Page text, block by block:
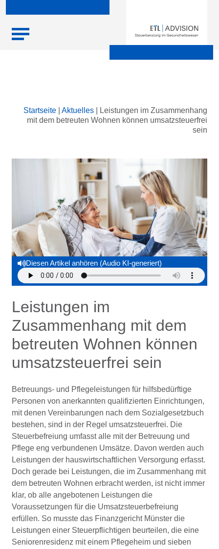
Startseite Aktuelles
Leistungen im Zusammenhang
mit dem betreuten Wohnen können umsatzsteuerfrei
sein
Diesen Artikel anhören (Audio KI-generiert)
Leistungen im
Zusammenhang mit dem
betreuten Wohnen können
umsatzsteuerfrei sein
Betreuungs-­ und Pflegeleistungen für hilfsbedürftige
Personen von anerkannten qualifizierten Einrichtungen,
mit denen Vereinbarungen nach dem Sozialgesetzbuch
bestehen, sind in der Regel umsatzsteuerfrei. Die
Steuer­befreiung umfasst alle mit der Betreuung und
Pflege eng verbundenen Umsätze. Davon werden auch
Leistungen der hauswirtschaftlichen Versorgung erfasst.
Doch gerade bei Leistungen, die im Zusammenhang mit
dem betreuten Wohnen erbracht werden, ist nicht immer
klar, ob alle an­gebotenen Leistungen die
Voraussetzungen für die Um­satzsteuerbefreiung
erfüllen. So musste das Finanzgericht Münster die
Leistungen einer Steuerpflichtigen beurtei­len, die eine
Seniorenresidenz mit einem Pflegeheim und sieben